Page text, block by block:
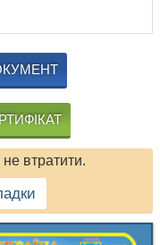
втратити.